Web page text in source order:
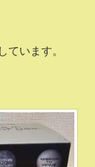
ています。